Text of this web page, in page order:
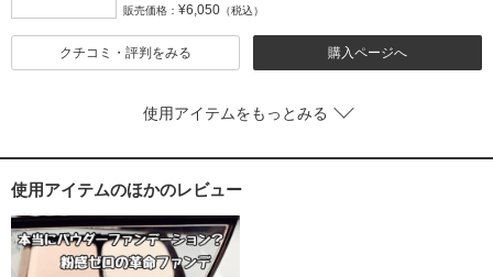
販売価格： ¥6,050 （税込）
購入ページへ
クチコミ・評判をみる
使用アイテムをもっとみる
使用アイテムのほかのレビュー